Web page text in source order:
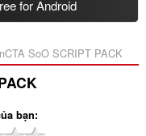
for Android
SoO SCRIPT PACK‎
bạn